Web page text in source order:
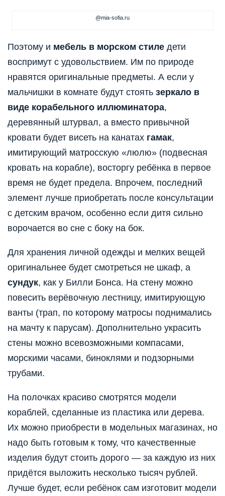
@mia-sofia.ru
Поэтому и мебель в морском стиле дети
воспримут с удовольствием. Им по природе
нравятся оригинальные предметы. А если у
мальчишки в комнате будут стоять зеркало в
виде корабельного иллюминатора,
деревянный штурвал, а вместо привычной
кровати будет висеть на канатах гамак,
имитирующий матросскую «люлю» (подвесная
кровать на корабле), восторгу ребёнка в первое
время не будет предела. Впрочем, последний
элемент лучше приобретать после консультации
с детским врачом, особенно если дитя сильно
ворочается во сне с боку на бок.
Для хранения личной одежды и мелких вещей
оригинальнее будет смотреться не шкаф, а
сундук, как у Билли Бонса. На стену можно
повесить верёвочную лестницу, имитирующую
ванты (трап, по которому матросы поднимались
на мачту к парусам). Дополнительно украсить
стены можно всевозможными компасами,
морскими часами, биноклями и подзорными
трубами.
На полочках красиво смотрятся модели
кораблей, сделанные из пластика или дерева.
Их можно приобрести в модельных магазинах, но
надо быть готовым к тому, что качественные
изделия будут стоить дорого — за каждую из них
придётся выложить несколько тысяч рублей.
Лучше будет, если ребёнок сам изготовит модели